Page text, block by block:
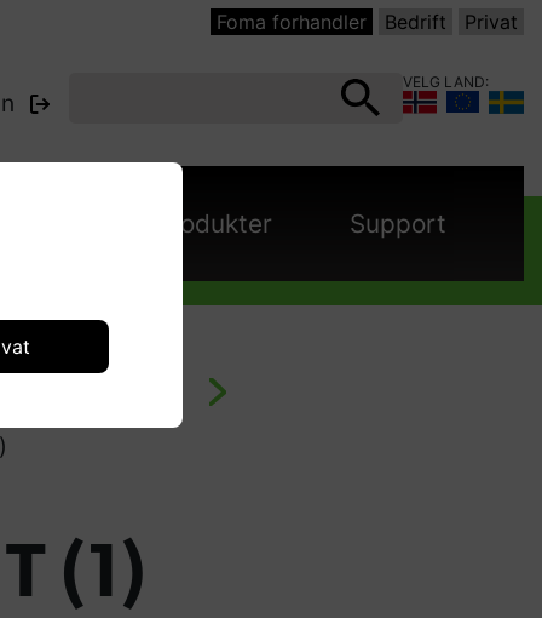
Foma forhandler Bedrift Privat
VELG LAND:
Produkter Support
(1)